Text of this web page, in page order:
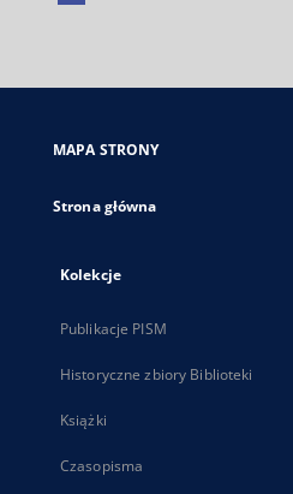
się
karcie
MAPA STRONY
Strona główna
Kolekcje
Publikacje PISM
Historyczne zbiory Biblioteki
Książki
Czasopisma